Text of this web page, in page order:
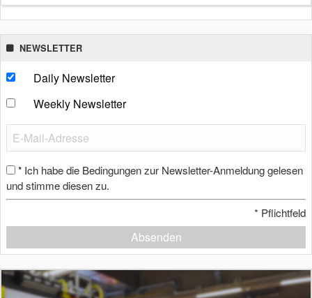
NEWSLETTER
Daily Newsletter
Weekly Newsletter
* Ich habe die Bedingungen zur Newsletter-Anmeldung gelesen
und stimme diesen zu.
* Pflichtfeld
Absenden